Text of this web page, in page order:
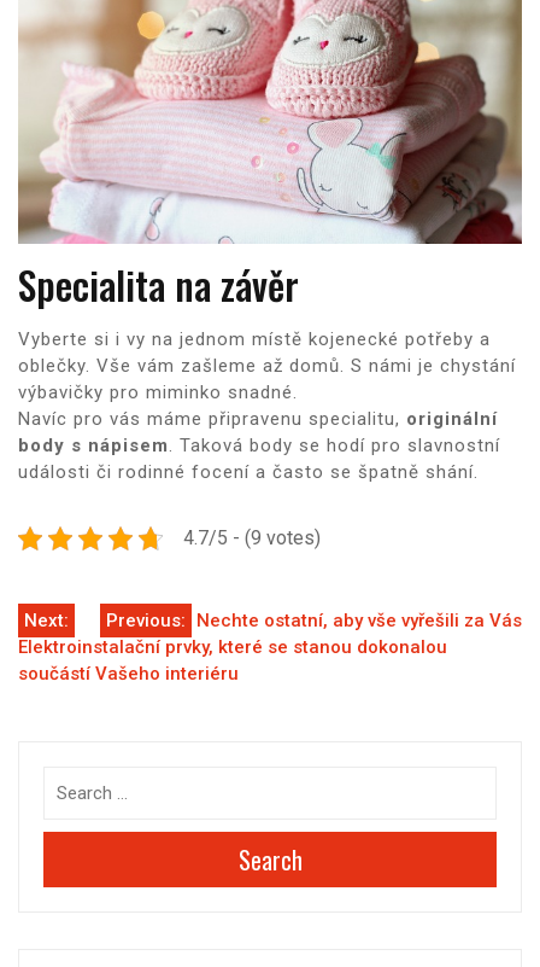
Specialita na závěr
Vyberte si i vy na jednom místě kojenecké potřeby a
oblečky. Vše vám zašleme až domů. S námi je chystání
výbavičky pro miminko snadné.
Navíc pro vás máme připravenu specialitu, originální
body s nápisem. Taková body se hodí pro slavnostní
události či rodinné focení a často se špatně shání.
4.7/5 - (9 votes)
Navigace
pro
Previous: Nechte ostatní, aby vše vyřešili za Vás
Next:
Elektroinstalační prvky, které se stanou dokonalou
součástí Vašeho interiéru
Search